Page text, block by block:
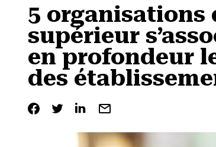
5 organisations
supérieur
en profondeur
des